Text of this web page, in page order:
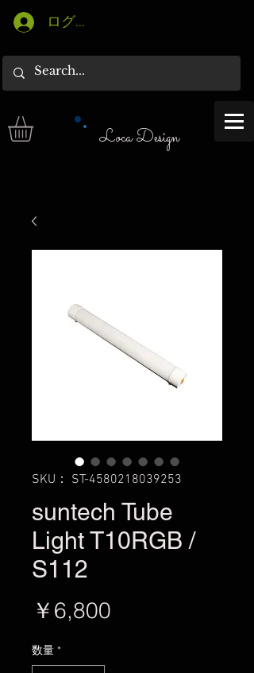
ログイン
Loca Design
SKU： ST-4580218039253
suntech Tube
Light T10RGB /
S112
￥6,800
数量 *